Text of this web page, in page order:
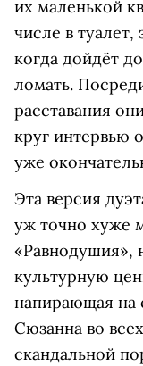
их маленькой
числе в туалет,
когда дойдёт
ломать.
расставания
круг интервью
уже
Эта версия
уж точно хуже
«Равнодушия»,
культурную
напирающая на
Сюзанна во
скандальной